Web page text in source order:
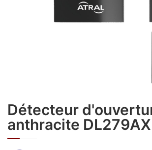
Détecteur
anthracite DL279AX